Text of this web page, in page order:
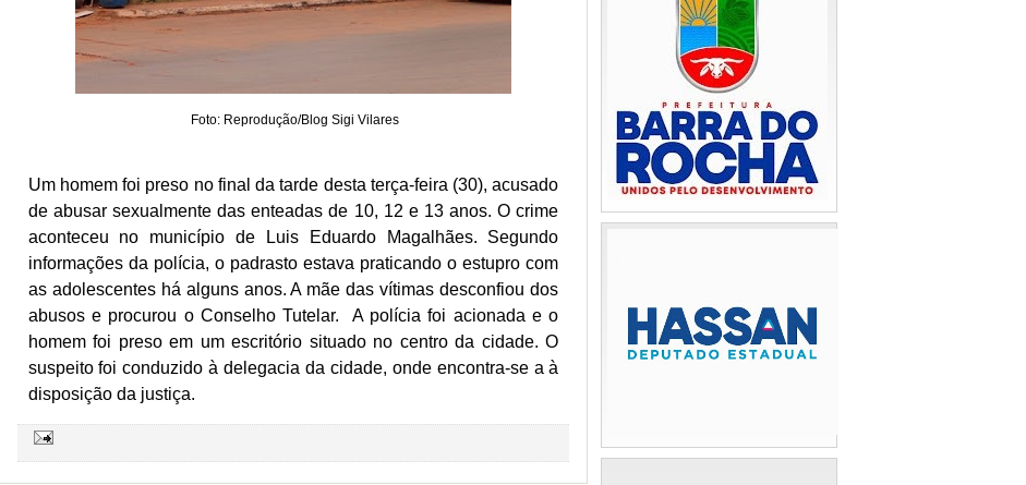
Foto: Reprodução/Blog Sigi Vilares
Um homem foi preso no final da tarde desta terça-feira (30), acusado
de abusar sexualmente das enteadas de 10, 12 e 13 anos. O crime
aconteceu no município de Luis Eduardo Magalhães. Segundo
informações da polícia, o padrasto estava praticando o estupro com
as adolescentes há alguns anos. A mãe das vítimas desconfiou dos
abusos e procurou o Conselho Tutelar. A polícia foi acionada e o
homem foi preso em um escritório situado no centro da cidade. O
suspeito foi conduzido à delegacia da cidade, onde encontra-se a à
disposição da justiça.